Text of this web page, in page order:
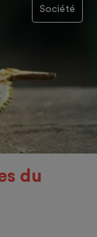
Société
du